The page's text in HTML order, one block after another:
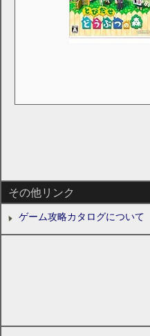
その他リンク
ゲーム攻略カタログについて